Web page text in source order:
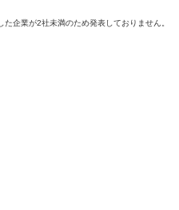
企業が2社未満のため発表しておりません。